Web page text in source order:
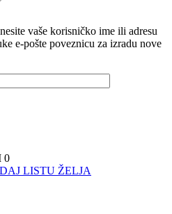
vaše korisničko ime ili adresu
e-pošte poveznicu za izradu nove
0
LISTU ŽELJA